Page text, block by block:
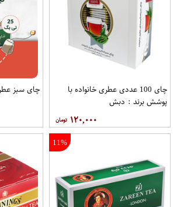
چای 100 عددی عطری خانواده با
پوشش برند : دبش
۱۲۰,۰۰۰
چای سبز عطری 5+25
11%